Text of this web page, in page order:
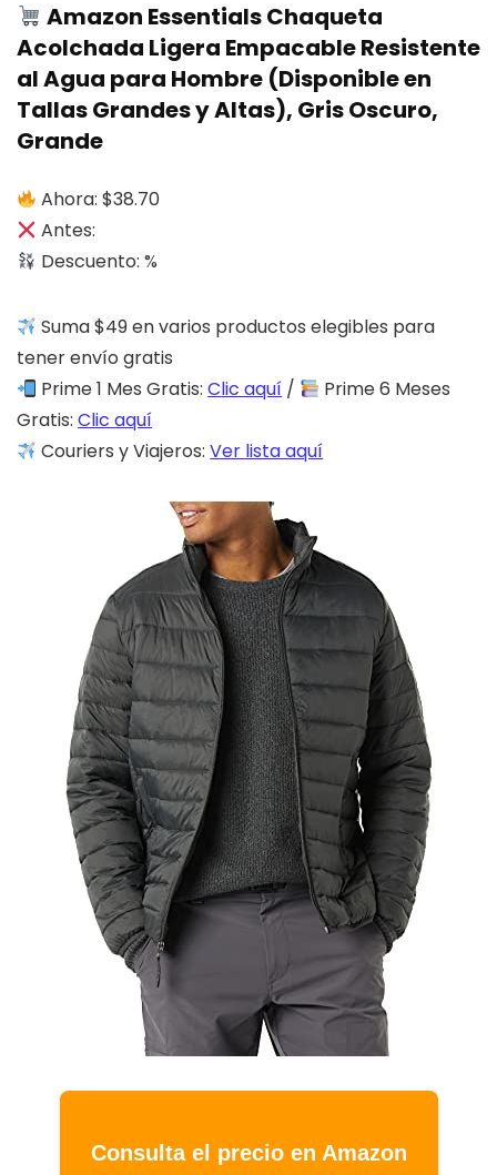
Amazon Essentials Chaqueta
Acolchada Ligera Empacable Resistente
al Agua para Hombre (Disponible en
Tallas Grandes y Altas), Gris Oscuro,
Grande
Ahora: $38.70
Antes:
Descuento: %
Suma $49 en varios productos elegibles para
tener envío gratis
Prime 1 Mes Gratis:Clic aquí /
Prime 6 Meses
Gratis: Clic aquí
Couriers y Viajeros:Ver lista aquí
Consulta el precio en Amazon